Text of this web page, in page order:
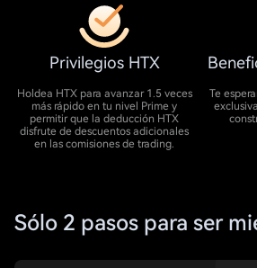
Privilegios HTX
Holdea HTX para avanzar 1.5 veces
más rápido en tu nivel Prime y
permitir que la deducción HTX
disfrute de descuentos adicionales
en las comisiones de trading.
Te
Sólo 2 pasos para ser